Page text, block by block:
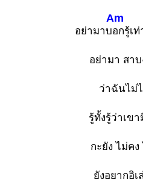
อย่ามาบ
Am
อกรู้เ
อย่ามา สา
ว่าฉันไม่
รู้ทั้งรู้ว่าเข
กะยัง ไม่ค
ยังอยากอิเ